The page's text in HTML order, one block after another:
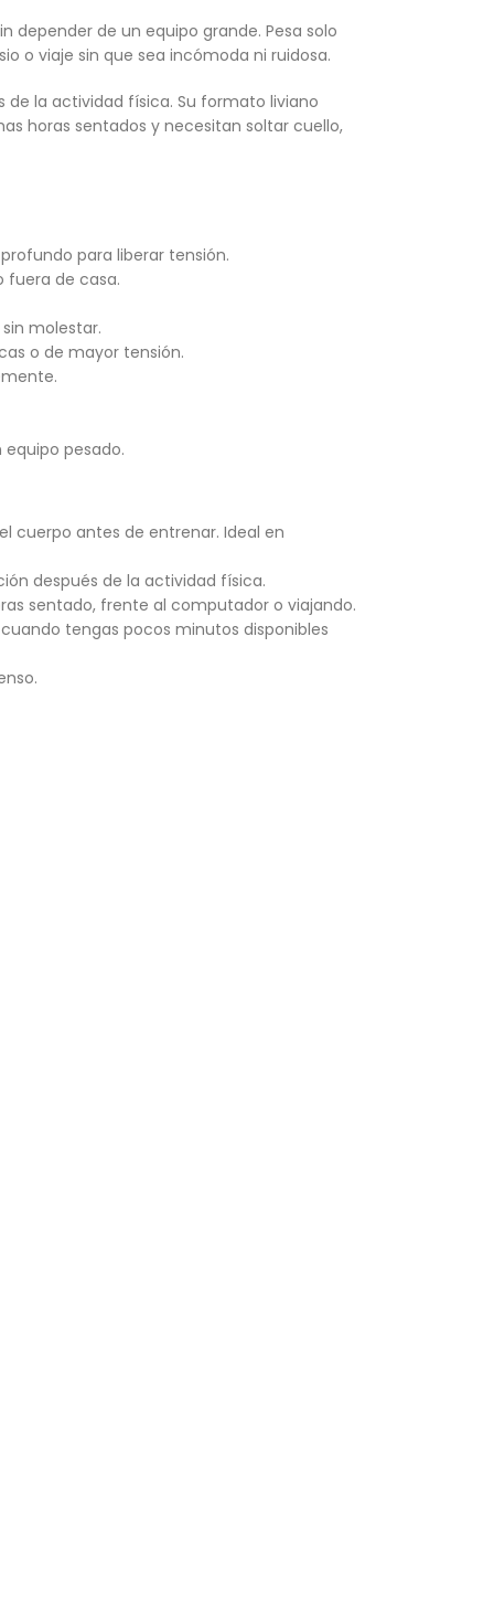
depender de un equipo grande. Pesa solo
o viaje sin que sea incómoda ni ruidosa.
de la actividad física. Su formato liviano
horas sentados y necesitan soltar cuello,
para liberar tensión.
fuera de casa.
molestar.
o de mayor tensión.
pesado.
cuerpo antes de entrenar. Ideal en
después de la actividad física.
sentado, frente al computador o viajando.
tengas pocos minutos disponibles